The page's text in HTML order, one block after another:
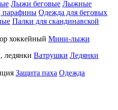
Лыжи беговые Лыжные
парафины Одежда для беговых
Палки для скандинавской
хоккейный Мини-лыжи
ледянки Ватрушки Ледянки
Защита паха Одежда